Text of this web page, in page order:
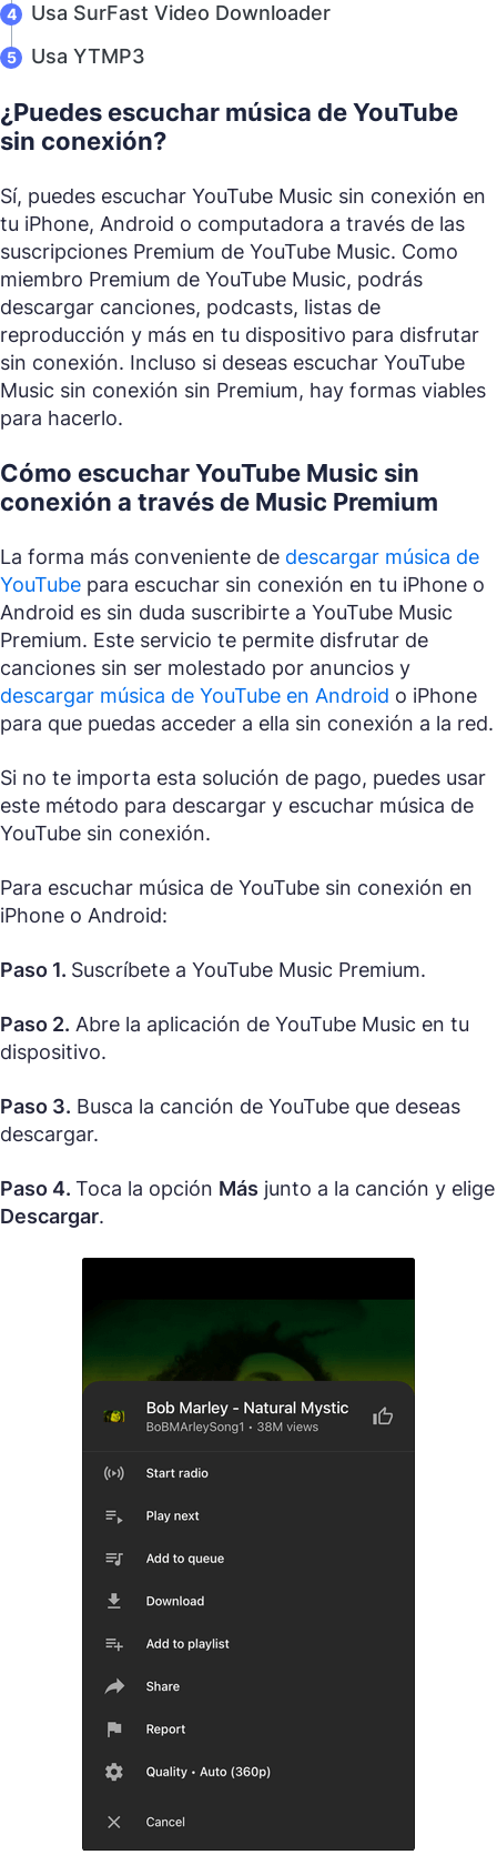
Usa SurFast Video Downloader
Usa YTMP3
¿Puedes escuchar música de YouTube
sin conexión?
Sí, puedes escuchar YouTube Music sin conexión en
tu iPhone, Android o computadora a través de las
suscripciones Premium de YouTube Music. Como
miembro Premium de YouTube Music, podrás
descargar canciones, podcasts, listas de
reproducción y más en tu dispositivo para disfrutar
sin conexión. Incluso si deseas escuchar YouTube
Music sin conexión sin Premium, hay formas viables
para hacerlo.
Cómo escuchar YouTube Music sin
conexión a través de Music Premium
La forma más conveniente de descargar música de
YouTube para escuchar sin conexión en tu iPhone o
Android es sin duda suscribirte a YouTube Music
Premium. Este servicio te permite disfrutar de
canciones sin ser molestado por anuncios y
descargar música de YouTube en Android o iPhone
para que puedas acceder a ella sin conexión a la red.
Si no te importa esta solución de pago, puedes usar
este método para descargar y escuchar música de
YouTube sin conexión.
Para escuchar música de YouTube sin conexión en
iPhone o Android:
Paso 1. Suscríbete a YouTube Music Premium.
Paso 2. Abre la aplicación de YouTube Music en tu
dispositivo.
Paso 3. Busca la canción de YouTube que deseas
descargar.
Paso 4. Toca la opción Más junto a la canción y elige
Descargar.